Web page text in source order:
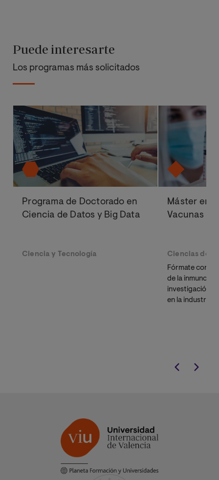
Puede interesarte
Los programas más solicitados
Programa de Doctorado en
Ciencia de Datos y Big Data
Ciencia y Tecnología
Máster en
Vacunas
Ciencias de
Fórmate con
de la
investigación y
en la industria